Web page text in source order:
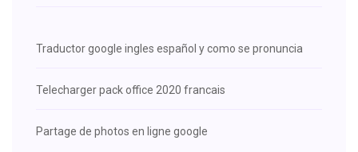
Traductor google ingles español y como se pronuncia
Telecharger pack office 2020 francais
Partage de photos en ligne google